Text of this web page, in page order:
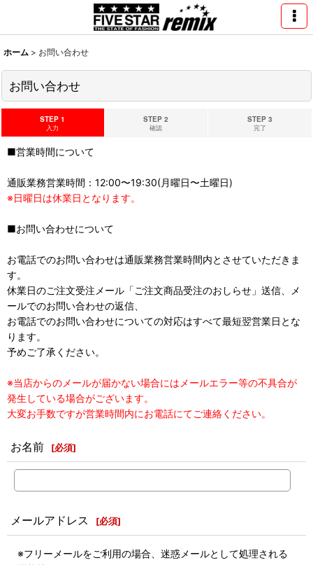
ホーム > お問い合わせ
お問い合わせ
STEP 1
入力
STEP 2
確認
STEP 3
完了
■営業時間について
通販業務営業時間：12:00〜19:30(月曜日〜土曜日)
※日曜日は休業日となります。
■お問い合わせについて
お電話でのお問い合わせは通販業務営業時間内とさせていただきま
す。
休業日のご注文受注メール「ご注文商品受注のおしらせ」送信、メ
ールでのお問い合わせの返信、
お電話でのお問い合わせについての対応はすべて最短翌営業日とな
ります。
予めご了承ください。
※当店からのメールが届かない場合にはメールエラー等の不具合が
発生している場合がございます。
大変お手数ですが営業時間内にお電話にてご連絡ください。
お名前 [必須]
メールアドレス [必須]
※フリーメールをご利用の場合、迷惑メールとして処理される